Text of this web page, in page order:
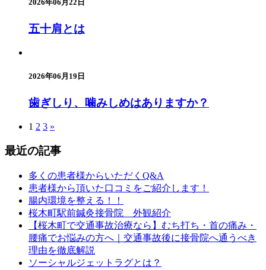
2026年06月22日
五十肩とは
2026年06月19日
歯ぎしり、噛みしめはありますか？
1 2 3 »
最近の記事
多くの患者様からいただくQ&A
患者様から頂いた口コミをご紹介します！
腸内環境を整える！！
桜木町駅前鍼灸接骨院 外観紹介
【桜木町で交通事故治療なら】むち打ち・首の痛み・
腰痛でお悩みの方へ｜交通事故後に接骨院へ通うべき
理由を徹底解説
ソーシャルジェットラグとは？